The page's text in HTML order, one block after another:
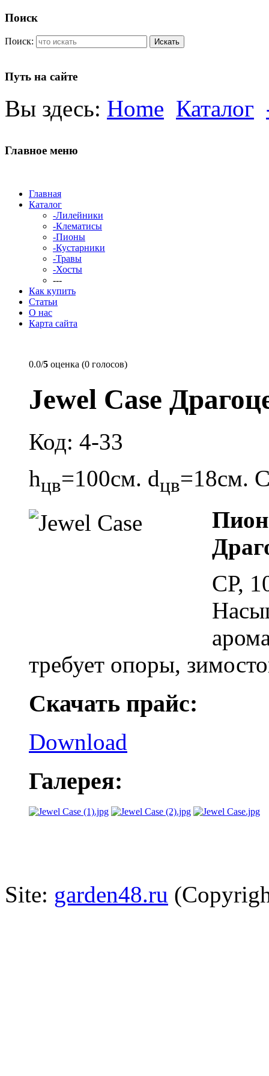
Поиск
Поиск: Искать
Путь на сайте
Вы здесь: Home Каталог
Главное меню
Главная
Каталог
-Лилейники
-Клематисы
-Пионы
-Кустарники
-Травы
-Хосты
---
Как купить
Статьи
О нас
Карта сайта
0.0/5 оценка (0 голосов)
Jewel Case
Код: 4-33
hцв=100см. dцв=18см.
СР,
требует опоры,
Скачать прайс:
Download
Галерея:
Site: garden48.ru